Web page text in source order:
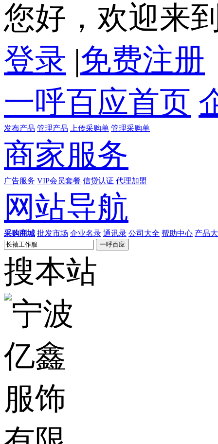
您好，欢迎来
登录 |免费注册
一呼百应首页
发布产品 管理产品 上传采购单 管理采购单
商家服务
广告服务 VIP会员套餐 信贷认证 代理加盟
网站导航
采购商城 批发市场 企业名录 通讯录 公司大全 帮助中心 产品
搜本站